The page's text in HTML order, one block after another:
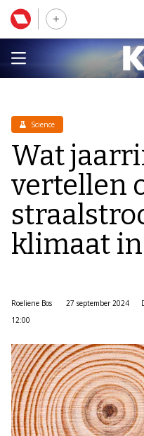
Science
Wat
vertellen
klimaat
Roeliene Bos
27 september 2024
12:00